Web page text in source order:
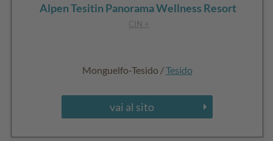
Alpen Tesitin Panorama Wellness Resort
CIN +
Monguelfo-Tesido /Tesido
vai al sito